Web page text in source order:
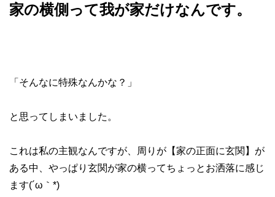
家の横側って我が家だけなんです。
「そんなに特殊なんかな？」
と思ってしまいました。
これは私の主観なんですが、周りが【家の正面に玄関】が
ある中、やっぱり玄関が家の横ってちょっとお洒落に感じ
ます(´ω｀*)